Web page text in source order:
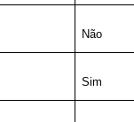
Não
Sim